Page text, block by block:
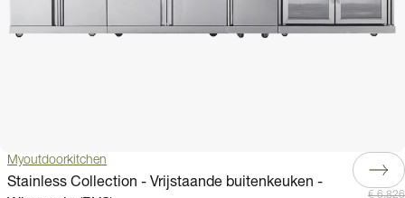
Myoutdoorkitchen
Stainless Collection - Vrijstaande buitenkeuken -
€ 6.826